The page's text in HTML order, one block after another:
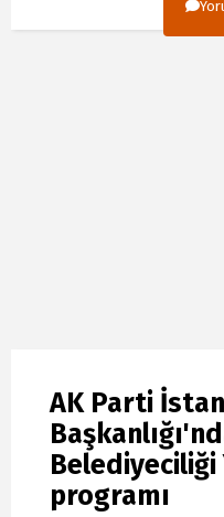
AK Parti
Belediyeciliği
programı